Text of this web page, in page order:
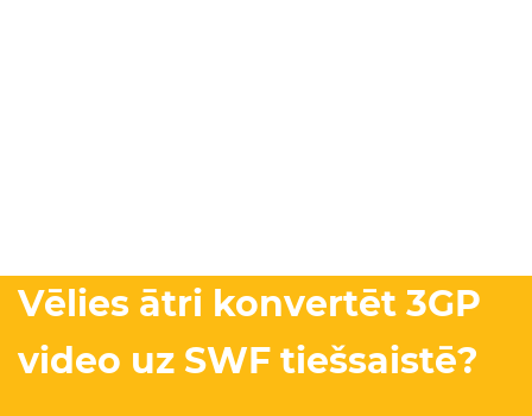
Vēlies ātri konvertēt 3GP
video uz SWF tiešsaistē?